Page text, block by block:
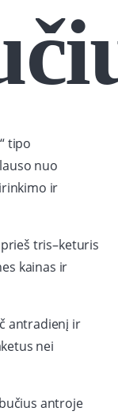
tipo
nuo
ir
tris–keturis
kainas ir
antradienį ir
nei
antroje